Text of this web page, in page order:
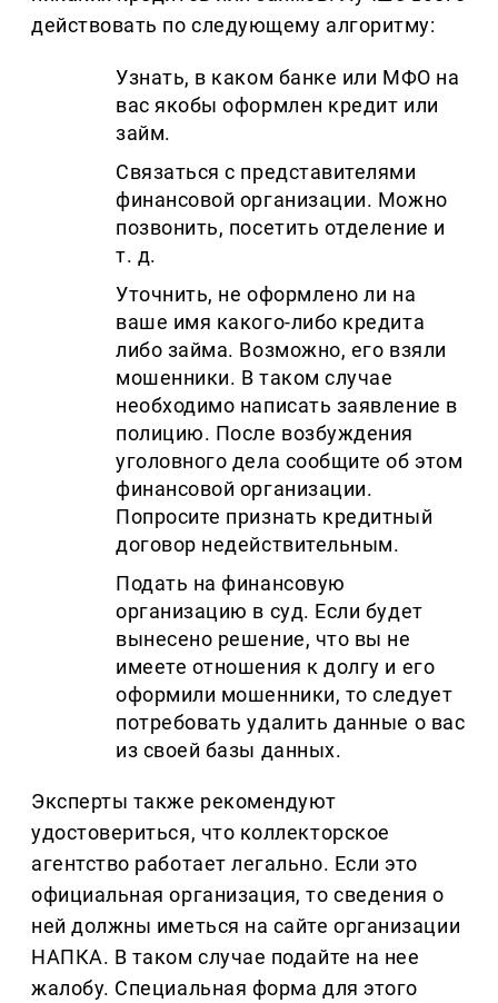
действовать по следующему алгоритму:
Узнать, в каком банке или МФО на
вас якобы оформлен кредит или
займ.
Связаться с представителями
финансовой организации. Можно
позвонить, посетить отделение и
т. д.
Уточнить, не оформлено ли на
ваше имя какого-либо кредита
либо займа. Возможно, его взяли
мошенники. В таком случае
необходимо написать заявление в
полицию. После возбуждения
уголовного дела сообщите об этом
финансовой организации.
Попросите признать кредитный
договор недействительным.
Подать на финансовую
организацию в суд. Если будет
вынесено решение, что вы не
имеете отношения к долгу и его
оформили мошенники, то следует
потребовать удалить данные о вас
из своей базы данных.
Эксперты также рекомендуют
удостовериться, что коллекторское
агентство работает легально. Если это
официальная организация, то сведения о
ней должны иметься на сайте организации
НАПКА. В таком случае подайте на нее
жалобу. Специальная форма для этого